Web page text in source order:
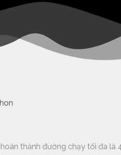
thành đường chạy tối đa là